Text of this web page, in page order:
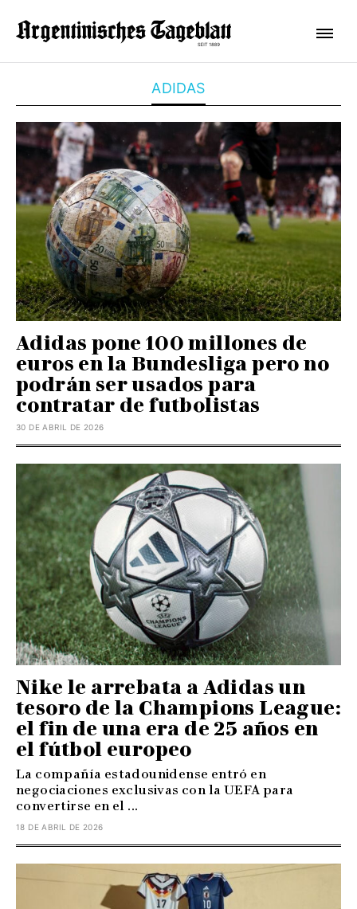
ADIDAS
Adidas pone 100 millones de
euros en la Bundesliga pero no
podrán ser usados para
contratar de futbolistas
30 DE ABRIL DE 2026
Nike le arrebata a Adidas un
tesoro de la Champions League:
el fin de una era de 25 años en
el fútbol europeo
La compañía estadounidense entró en
negociaciones exclusivas con la UEFA para
convertirse en el ...
18 DE ABRIL DE 2026